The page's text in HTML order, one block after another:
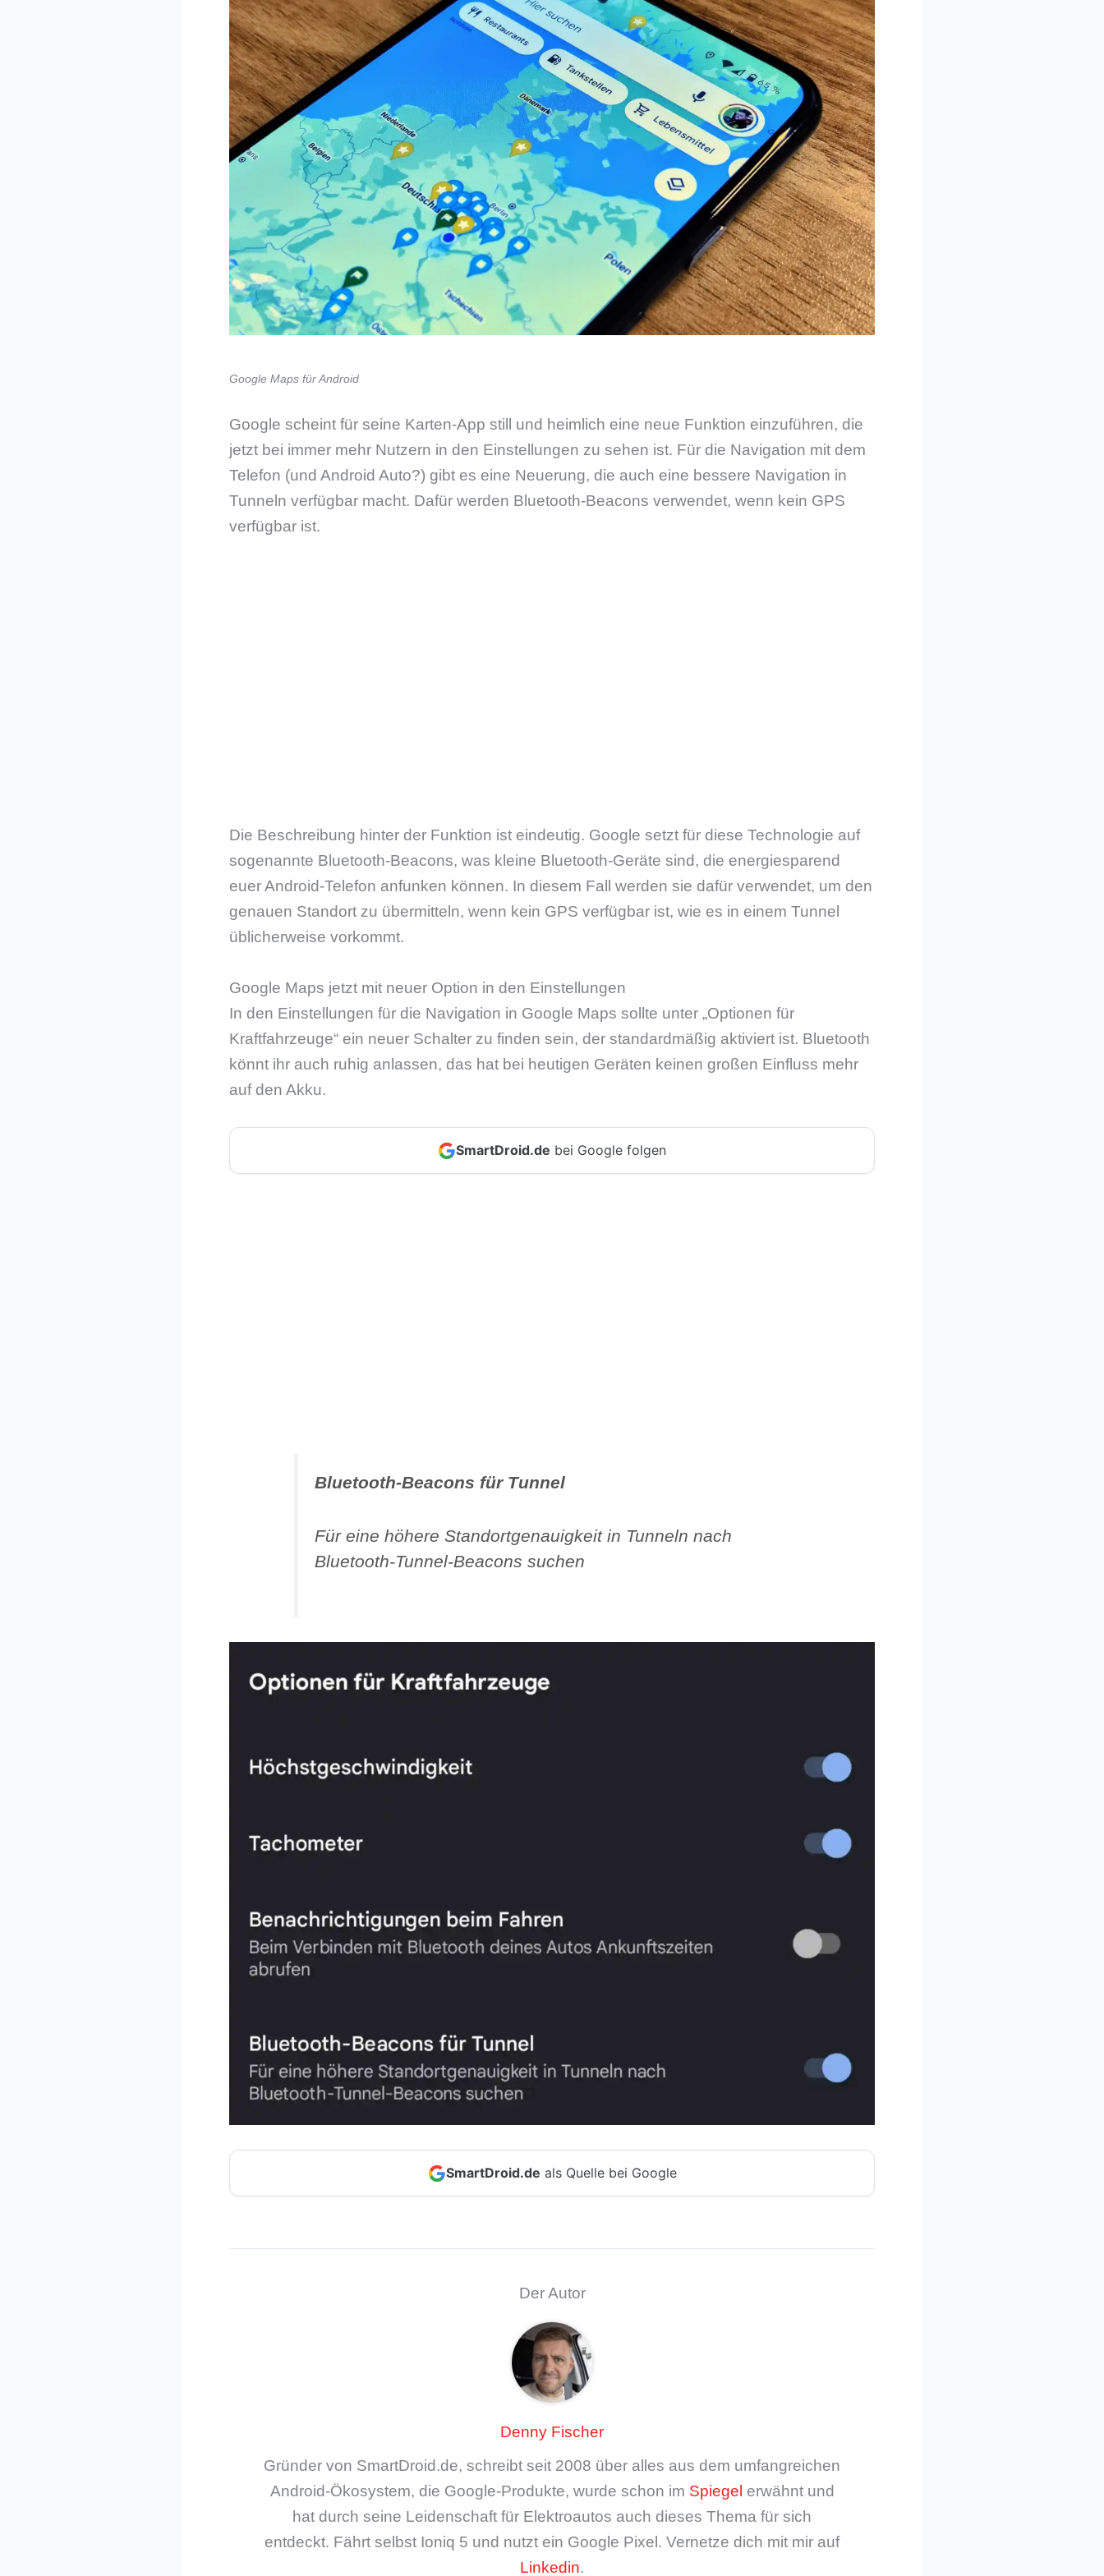
Google Maps für Android
Google scheint für seine Karten-App still und heimlich eine neue Funktion einzuführen, die
jetzt bei immer mehr Nutzern in den Einstellungen zu sehen ist. Für die Navigation mit dem
Telefon (und Android Auto?) gibt es eine Neuerung, die auch eine bessere Navigation in
Tunneln verfügbar macht. Dafür werden Bluetooth-Beacons verwendet, wenn kein GPS
verfügbar ist.
Die Beschreibung hinter der Funktion ist eindeutig. Google setzt für diese Technologie auf
sogenannte Bluetooth-Beacons, was kleine Bluetooth-Geräte sind, die energiesparend
euer Android-Telefon anfunken können. In diesem Fall werden sie dafür verwendet, um den
genauen Standort zu übermitteln, wenn kein GPS verfügbar ist, wie es in einem Tunnel
üblicherweise vorkommt.
Google Maps jetzt mit neuer Option in den Einstellungen
In den Einstellungen für die Navigation in Google Maps sollte unter „Optionen für
Kraftfahrzeuge“ ein neuer Schalter zu finden sein, der standardmäßig aktiviert ist. Bluetooth
könnt ihr auch ruhig anlassen, das hat bei heutigen Geräten keinen großen Einfluss mehr
auf den Akku.
SmartDroid.de bei Google folgen
Bluetooth-Beacons für Tunnel
Für eine höhere Standortgenauigkeit in Tunneln nach
Bluetooth-Tunnel-Beacons suchen
SmartDroid.de als Quelle bei Google
Der Autor
Denny Fischer
Gründer von SmartDroid.de, schreibt seit 2008 über alles aus dem umfangreichen
Android-Ökosystem, die Google-Produkte, wurde schon im Spiegel erwähnt und
hat durch seine Leidenschaft für Elektroautos auch dieses Thema für sich
entdeckt. Fährt selbst Ioniq 5 und nutzt ein Google Pixel. Vernetze dich mit mir auf
Linkedin.